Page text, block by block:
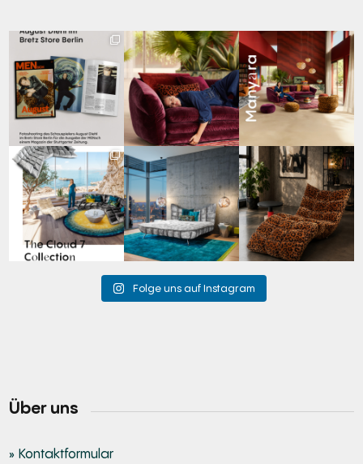
und Design:
Schauspieler August...
20 4
Den Kopf anlehnen. Die
Gedanken auf Reisen...
65 1
Manyara. Inspiriert von
der Weite Afrikas....
59 2
Für jeden Lieblingsplatz
die passende Cloud.
☁️...
62 1
Cloud 7 – nicht nur zum
Sitzen, sondern auch
zum...
147 3
A bold statement. A
quiet retreat.
Mit unserem...
204 4
Folge uns auf Instagram
Über uns
» Kontaktformular